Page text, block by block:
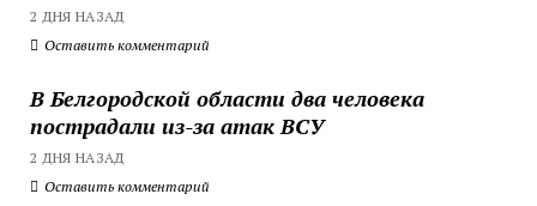
2 ДНЯ НАЗАД
Оставить комментарий
В Белгородской области два человека
пострадали из-за атак ВСУ
2 ДНЯ НАЗАД
Оставить комментарий